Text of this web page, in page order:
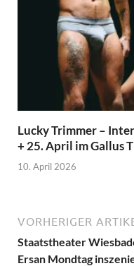
Lucky Trimmer –
+ 25. April im Gallus
10. April 2026
VORHERIGER
Staatstheater
Ersan Mondtag